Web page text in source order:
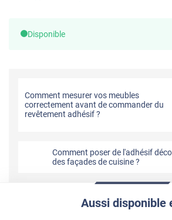
Disponible
Comment mesurer vos meubles
correctement avant de commander du
revêtement adhésif ?
Comment poser de l'adhésif
des façades de cuisine ?
Aussi disponible